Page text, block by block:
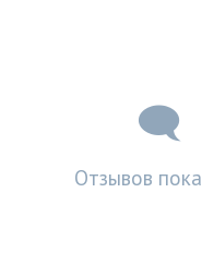
Отзывов